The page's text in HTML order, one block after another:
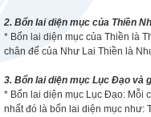
2. Bổn lai diện mục của Thiền
* Bổn lai diện mục của Thiền là
chân đế của Như Lai Thiền là
3. Bổn lai diện mục Lục Đạo và
* Bổn lai diện mục Lục Đạo: Mỗi
nhất đó là bổn lai diện mục như: